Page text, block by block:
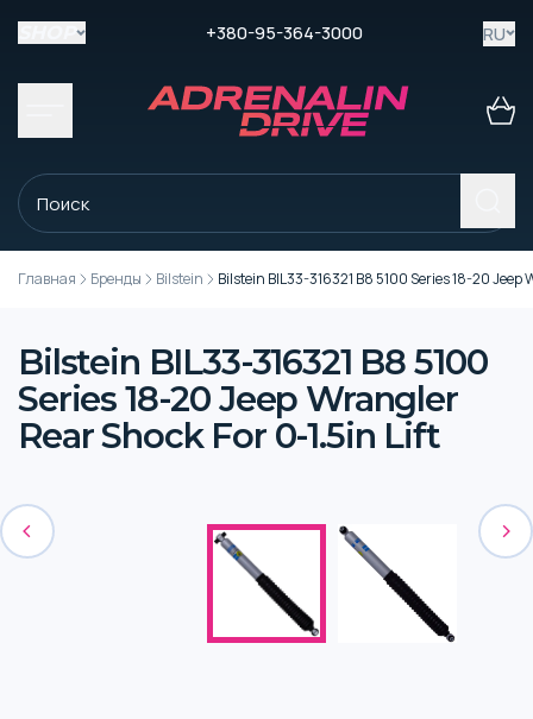
+380-95-364-3000 RU
Главная Бренды Bilstein Bilstein BIL33-316321 B8 5100 Series 18-20
Bilstein BIL33-316321 B8 5100
Series 18-20 Jeep Wrangler
Rear Shock For 0-1.5in Lift